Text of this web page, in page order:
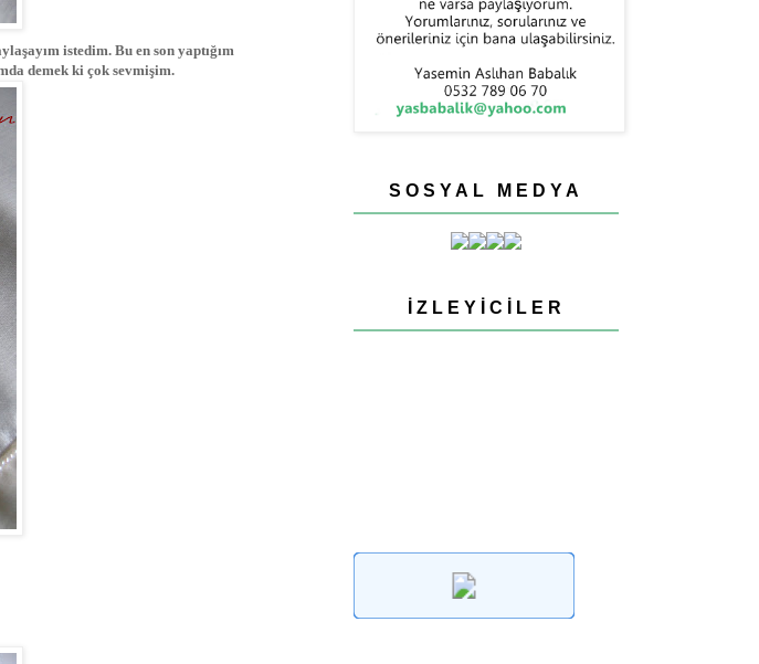
istedim. Bu en son yaptığım
demek ki çok sevmişim.
SOSYAL MEDYA
İZLEYICILER